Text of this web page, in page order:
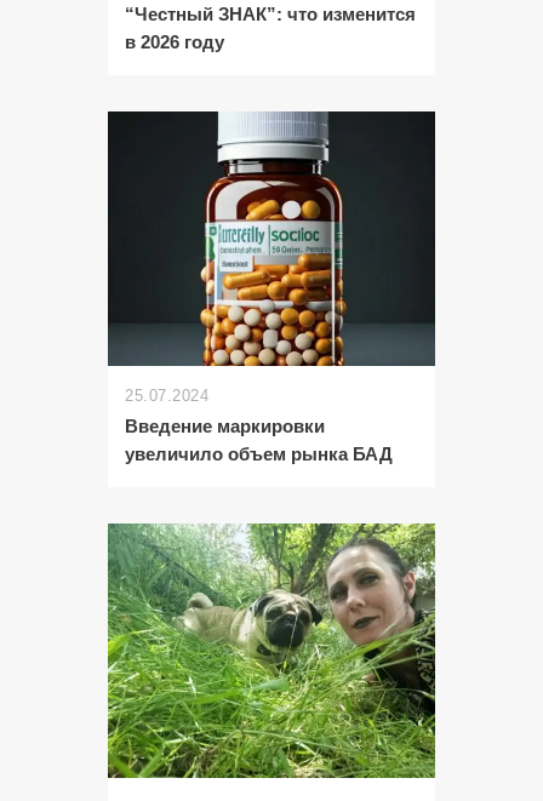
“Честный ЗНАК”: что изменится
в 2026 году
25.07.2024
Введение маркировки
увеличило объем рынка БАД